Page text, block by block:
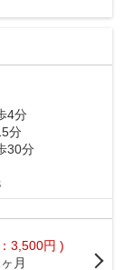
4分
分
30分
3,500円 )
月